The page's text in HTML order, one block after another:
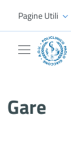
Skip to Main
Pagine Utili
Gare